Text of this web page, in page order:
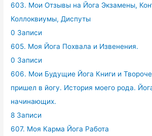
603. Мои Отзывы на Йога Экзамены,
Коллоквиумы, Диспуты
0 Записи
605. Моя Йога Похвала и Извенения.
0 Записи
606. Мои Будущие Йога Книги и
пришел в йогу. История моего рода.
начинающих.
8 Записи
607. Моя Карма Йога Работа